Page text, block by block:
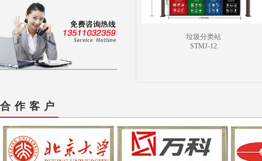
垃圾分类站
STMJ-12
合作客户